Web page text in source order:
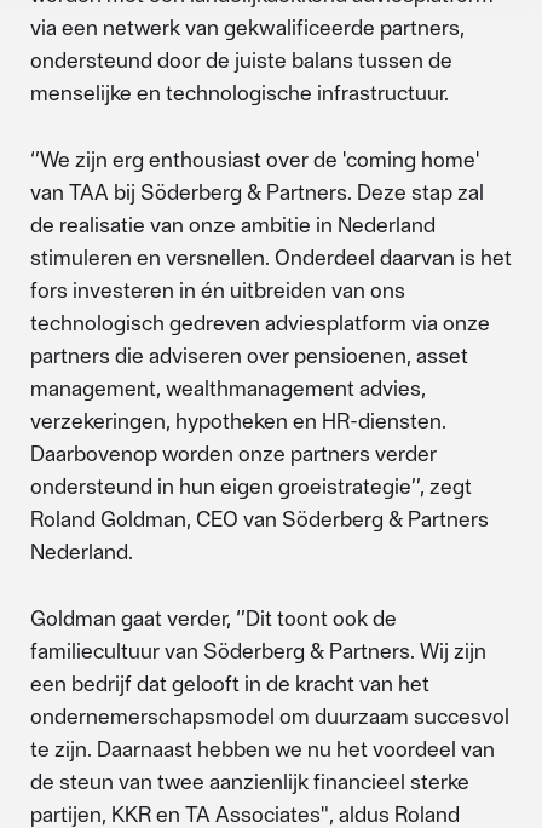
via een netwerk van gekwalificeerde partners,
ondersteund door de juiste balans tussen de
menselijke en technologische infrastructuur.
‘’We zijn erg enthousiast over de 'coming home'
van TAA bij Söderberg & Partners. Deze stap zal
de realisatie van onze ambitie in Nederland
stimuleren en versnellen. Onderdeel daarvan is het
fors investeren in én uitbreiden van ons
technologisch gedreven adviesplatform via onze
partners die adviseren over pensioenen, asset
management, wealthmanagement advies,
verzekeringen, hypotheken en HR-diensten.
Daarbovenop worden onze partners verder
ondersteund in hun eigen groeistrategie’’, zegt
Roland Goldman, CEO van Söderberg & Partners
Nederland.
Goldman gaat verder, ‘’Dit toont ook de
familiecultuur van Söderberg & Partners. Wij zijn
een bedrijf dat gelooft in de kracht van het
ondernemerschapsmodel om duurzaam succesvol
te zijn. Daarnaast hebben we nu het voordeel van
de steun van twee aanzienlijk financieel sterke
partijen, KKR en TA Associates", aldus Roland